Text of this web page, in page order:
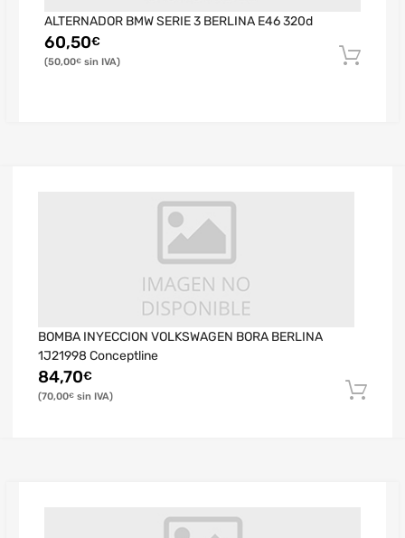
ALTERNADOR BMW SERIE 3 BERLINA E46 320d
60,50€
50,00€
BOMBA INYECCION VOLKSWAGEN BORA BERLINA
1J21998 Conceptline
84,70€
70,00€